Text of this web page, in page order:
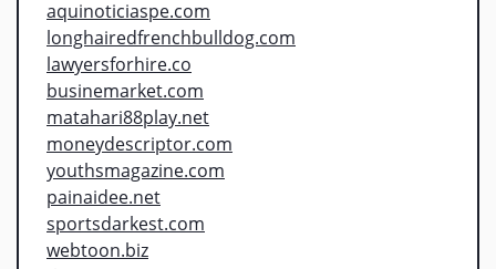
aquinoticiaspe.com
longhairedfrenchbulldog.com
lawyersforhire.co
businemarket.com
matahari88play.net
moneydescriptor.com
youthsmagazine.com
painaidee.net
sportsdarkest.com
webtoon.biz